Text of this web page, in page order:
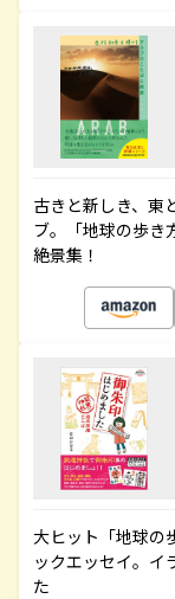
古きと新しき、東
ブ。「地球の歩き
絶景集！
大ヒット「地球の
ックエッセイ。イ
た